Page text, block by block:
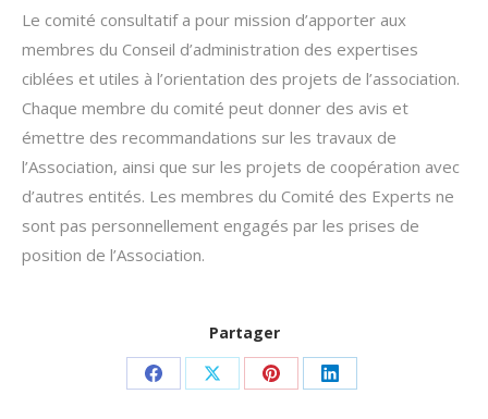
Le comité consultatif a pour mission d’apporter aux
membres du Conseil d’administration des expertises
ciblées et utiles à l’orientation des projets de l’association.
Chaque membre du comité peut donner des avis et
émettre des recommandations sur les travaux de
l’Association, ainsi que sur les projets de coopération avec
d’autres entités. Les membres du Comité des Experts ne
sont pas personnellement engagés par les prises de
position de l’Association.
Partager
PartagerPartagerPartagerPartager